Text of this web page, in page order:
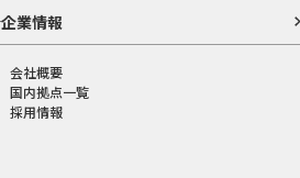
企業情報
会社概要
国内拠点一覧
採用情報